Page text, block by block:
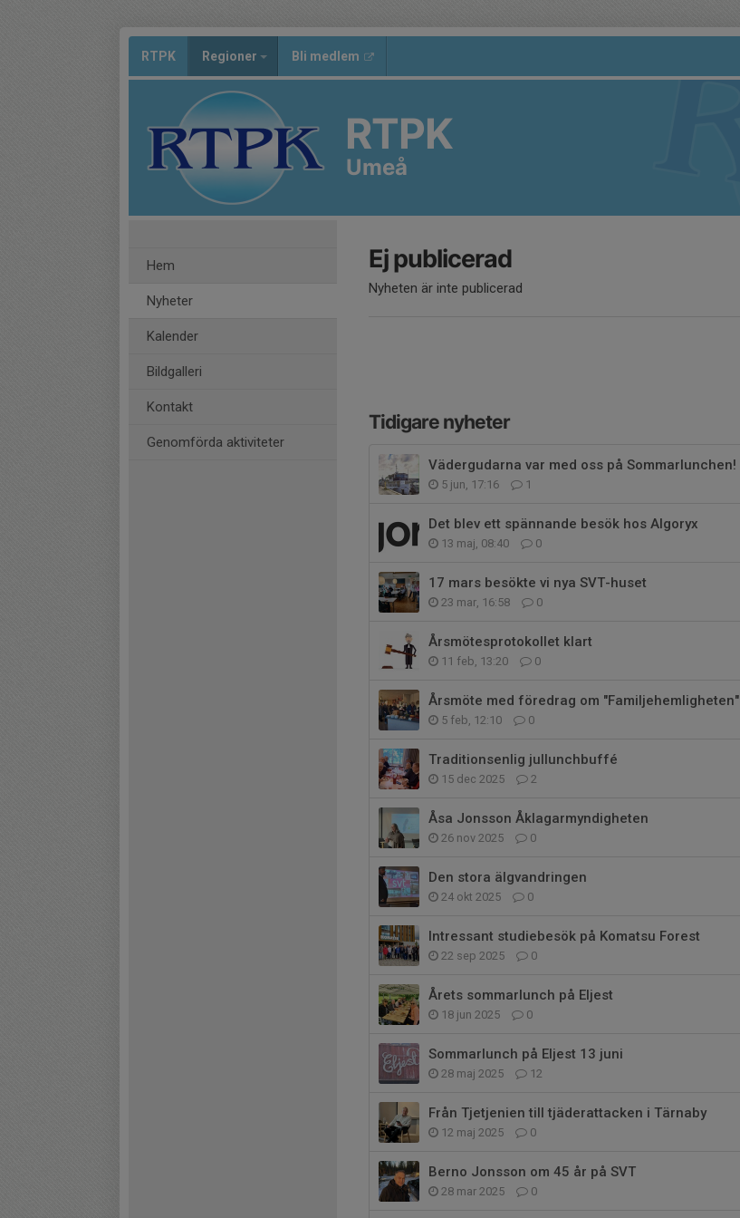
RTPK Regioner Bli medlem
RTPK
Umeå
Hem
Nyheter
Kalender
Bildgalleri
Kontakt
Genomförda aktiviteter
Ej publicerad
Nyheten är inte publicerad
Tidigare nyheter
Vädergudarna var med oss på Sommarlunchen!
5 jun, 17:16 1
Det blev ett spännande besök hos Algoryx
13 maj, 08:40 0
17 mars besökte vi nya SVT-huset
23 mar, 16:58 0
Årsmötesprotokollet klart
11 feb, 13:20 0
Årsmöte med föredrag om "Familjehemligheten"
5 feb, 12:10 0
Traditionsenlig jullunchbuffé
15 dec 2025 2
Åsa Jonsson Åklagarmyndigheten
26 nov 2025 0
Den stora älgvandringen
24 okt 2025 0
Intressant studiebesök på Komatsu Forest
22 sep 2025 0
Årets sommarlunch på Eljest
18 jun 2025 0
Sommarlunch på Eljest 13 juni
28 maj 2025 12
Från Tjetjenien till tjäderattacken i Tärnaby
12 maj 2025 0
Berno Jonsson om 45 år på SVT
28 mar 2025 0